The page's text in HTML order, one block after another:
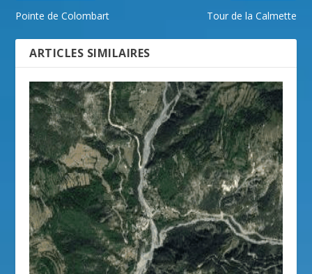
Pointe de Colombart Tour de la Calmette
ARTICLES SIMILAIRES